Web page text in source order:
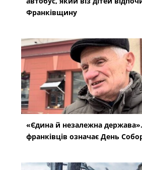
Франківщину
«Єдина й незалежна
франківців означає День